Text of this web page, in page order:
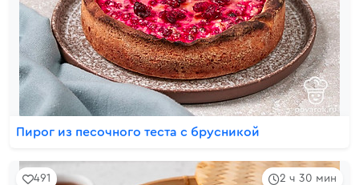
Пирог из песочного теста с брусникой
2 ч 30 мин
491